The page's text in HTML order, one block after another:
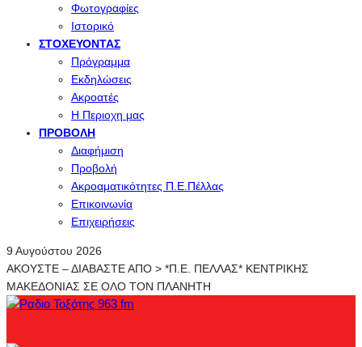
Φωτογραφίες
Ιστορικό
ΣΤΟΧΕΎΟΝΤΑΣ
Πρόγραμμα
Εκδηλώσεις
Ακροατές
Η Περιοχη μας
ΠΡΟΒΟΛΉ
Διαφήμιση
Προβολή
Ακροαματικότητες Π.Ε.Πέλλας
Επικοινωνία
Επιχειρήσεις
9 Αυγούστου 2026
ΑΚΟΥΣΤΕ – ΔΙΑΒΑΣΤΕ ΑΠΟ > *Π.Ε. ΠΕΛΛΑΣ* ΚΕΝΤΡΙΚΗΣ
ΜΑΚΕΔΟΝΙΑΣ ΣΕ ΟΛΟ ΤΟΝ ΠΛΑΝΗΤΗ